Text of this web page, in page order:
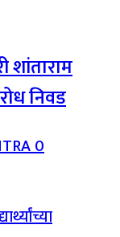
निवड
0